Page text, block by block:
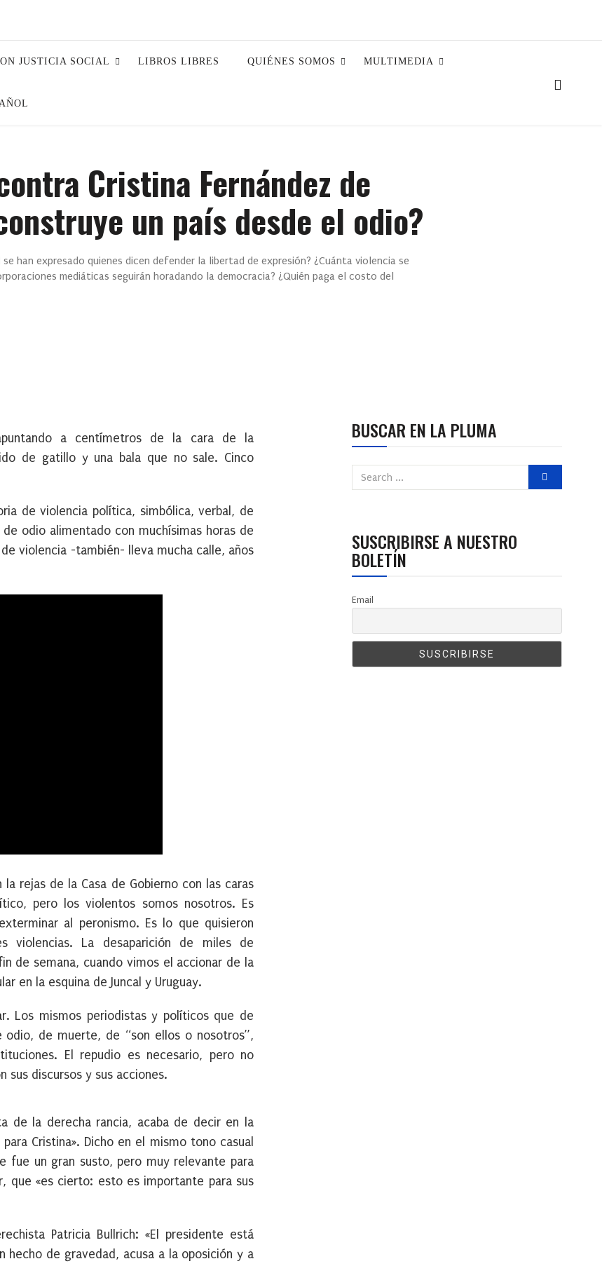
JUSTICIA SOCIAL LIBROS LIBRES QUIÉNES SOMOS MULTIMEDIA
Cristina Fernández de
un país desde el odio?
han expresado quienes dicen defender la libertad de expresión? ¿Cuánta violencia se
mediáticas seguirán horadando la democracia? ¿Quién paga el costo del
a centímetros de la cara de la
de gatillo y una bala que no sale. Cinco
de violencia política, simbólica, verbal, de
odio alimentado con muchísimas horas de
violencia -también- lleva mucha calle, años
rejas de la Casa de Gobierno con las caras
pero los violentos somos nosotros. Es
al peronismo. Es lo que quisieron
violencias. La desaparición de miles de
de semana, cuando vimos el accionar de la
en la esquina de Juncal y Uruguay.
Los mismos periodistas y políticos que de
de muerte, de “son ellos o nosotros”,
El repudio es necesario, pero no
sus discursos y sus acciones.
de la derecha rancia, acaba de decir en la
Cristina». Dicho en el mismo tono casual
fue un gran susto, pero muy relevante para
que «es cierto: esto es importante para sus
Patricia Bullrich: «El presidente está
de gravedad, acusa a la oposición y a
BUSCAR EN LA PLUMA
SUSCRIBIRSE A NUESTRO
BOLETÍN
Email